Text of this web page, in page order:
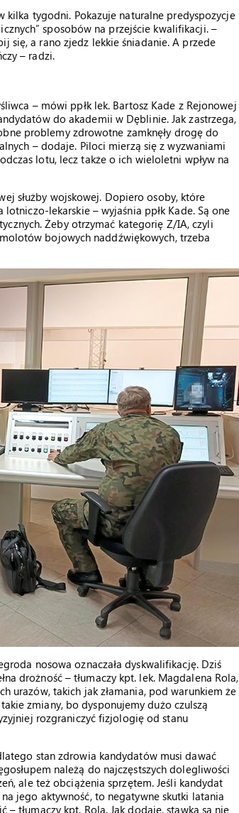
kilka tygodni. Pokazuje naturalne predyspozycje
sposobów na przejście kwalifikacji. –
się, a rano zjedz lekkie śniadanie. A przede
– radzi.
– mówi ppłk lek. Bartosz Kade z Rejonowej
do akademii w Dęblinie. Jak zastrzega,
problemy zdrowotne zamknęły drogę do
– dodaje. Piloci mierzą się z wyzwaniami
lotu, lecz także o ich wieloletni wpływ na
służby wojskowej. Dopiero osoby, które
lekarskie – wyjaśnia ppłk Kade. Są one
Żeby otrzymać kategorię Z/IA, czyli
bojowych naddźwiękowych, trzeba
nosowa oznaczała dyskwalifikację. Dziś
drożność – tłumaczy kpt. lek. Magdalena Rola,
urazów, takich jak złamania, pod warunkiem że
zmiany, bo dysponujemy dużo czulszą
rozgraniczyć fizjologię od stanu
stan zdrowia kandydatów musi dawać
należą do najczęstszych dolegliwości
ale też obciążenia sprzętem. Jeśli kandydat
jego aktywność, to negatywne skutki latania
tłumaczy kpt. Rola. Jak dodaje, stawką są nie